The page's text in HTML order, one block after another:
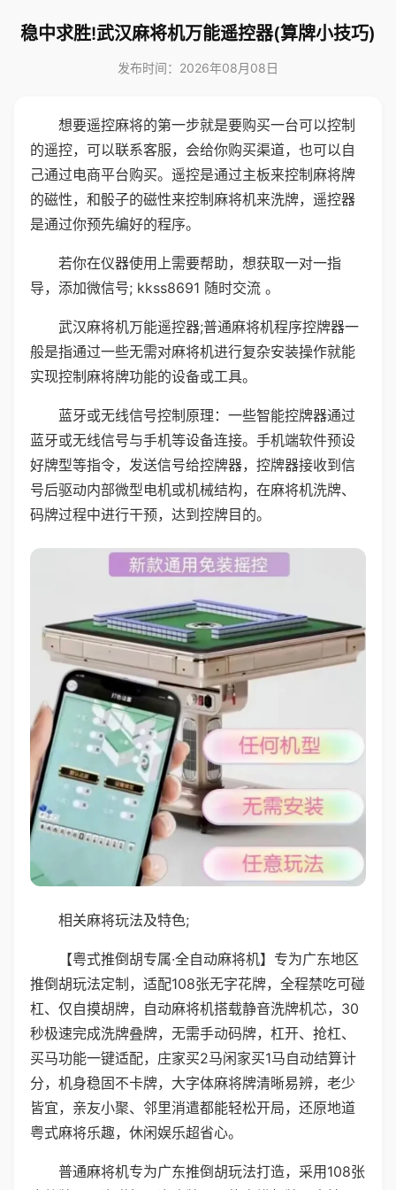
稳中求胜!武汉麻将机万能遥控器(算牌小技巧)
发布时间：2026年08月08日
想要遥控麻将的第一步就是要购买一台可以控制
的遥控，可以联系客服，会给你购买渠道，也可以自
己通过电商平台购买。遥控是通过主板来控制麻将牌
的磁性，和骰子的磁性来控制麻将机来洗牌，遥控器
是通过你预先编好的程序。
若你在仪器使用上需要帮助，想获取一对一指
导，添加微信号; kkss8691 随时交流 。
武汉麻将机万能遥控器;普通麻将机程序控牌器一
般是指通过一些无需对麻将机进行复杂安装操作就能
实现控制麻将牌功能的设备或工具。
蓝牙或无线信号控制原理：一些智能控牌器通过
蓝牙或无线信号与手机等设备连接。手机端软件预设
好牌型等指令，发送信号给控牌器，控牌器接收到信
号后驱动内部微型电机或机械结构，在麻将机洗牌、
码牌过程中进行干预，达到控牌目的。
相关麻将玩法及特色;
【粤式推倒胡专属·全自动麻将机】专为广东地区
推倒胡玩法定制，适配108张无字花牌，全程禁吃可碰
杠、仅自摸胡牌，自动麻将机搭载静音洗牌机芯，30
秒极速完成洗牌叠牌，无需手动码牌，杠开、抢杠、
买马功能一键适配，庄家买2马闲家买1马自动结算计
分，机身稳固不卡牌，大字体麻将牌清晰易辨，老少
皆宜，亲友小聚、邻里消遣都能轻松开局，还原地道
粤式麻将乐趣，休闲娱乐超省心。
普通麻将机专为广东推倒胡玩法打造，采用108张